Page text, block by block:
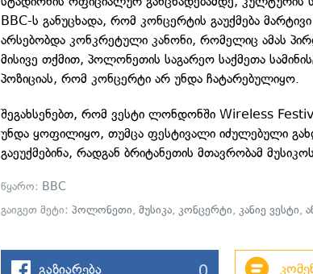
BBC-ს განუცხადა, რომ კონცერტის გაუქმება
არსებობდა კონკრეტული კანონი, რომელიც ამას
მისივე თქმით, პოლონეთის საგარეო საქმეთა
პოზიციას, რომ კონცერტი არ უნდა ჩატარებულიყო.
შეგახსენებთ, რომ ვესტი ლონდონში Wireless
უნდა ყოფილიყო, თუმცა ფესტივალი იძულებული
გაეუქმებინა, რადგან ბრიტანეთის მთავრობამ
წყარო: BBC
გაიგეთ მეტი:პოლონეთი,მუსიკა,კონცერტი,კანიე ვესტი,
გაზიარება 0